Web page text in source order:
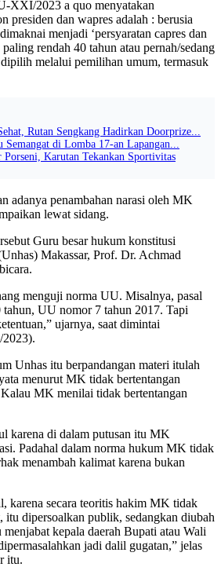
XXI/2023 a quo menyatakan
presiden dan wapres adalah : berusia
menjadi ‘persyaratan capres dan
paling rendah 40 tahun atau pernah/sedang
melalui pemilihan umum, termasuk
Rutan Sengkang Hadirkan Doorprize...
di Lomba 17-an Lapangan...
Porseni, Karutan Tekankan Sportivitas
adanya penambahan narasi oleh MK
lewat sidang.
Guru besar hukum konstitusi
Makassar, Prof. Dr. Achmad
menguji norma UU. Misalnya, pasal
tahun, UU nomor 7 tahun 2017. Tapi
ujarnya, saat dimintai
2023).
Unhas itu berpandangan materi itulah
menurut MK tidak bertentangan
MK menilai tidak bertentangan
karena di dalam putusan itu MK
Padahal dalam norma hukum MK tidak
menambah kalimat karena bukan
karena secara teoritis hakim MK tidak
itu dipersoalkan publik, sedangkan diubah
menjabat kepala daerah Bupati atau Wali
jadi dalil gugatan,” jelas
itu.